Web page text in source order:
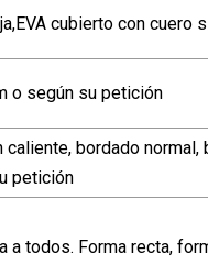
cubierto con cuero
o según su petición
bordado
petición
a todos. Forma recta,